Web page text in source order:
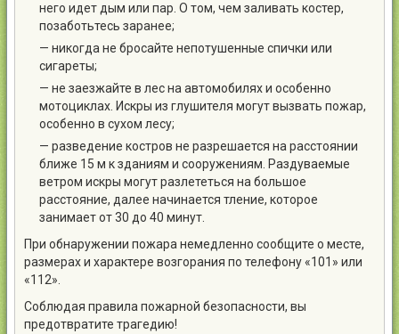
него идет дым или пар. О том, чем заливать костер,
позаботьтесь заранее;
— никогда не бросайте непотушенные спички или
сигареты;
— не заезжайте в лес на автомобилях и особенно
мотоциклах. Искры из глушителя могут вызвать пожар,
особенно в сухом лесу;
— разведение костров не разрешается на расстоянии
ближе 15 м к зданиям и сооружениям. Раздуваемые
ветром искры могут разлететься на большое
расстояние, далее начинается тление, которое
занимает от 30 до 40 минут.
При обнаружении пожара немедленно сообщите о месте,
размерах и характере возгорания по телефону «101» или
«112».
Соблюдая правила пожарной безопасности, вы
предотвратите трагедию!